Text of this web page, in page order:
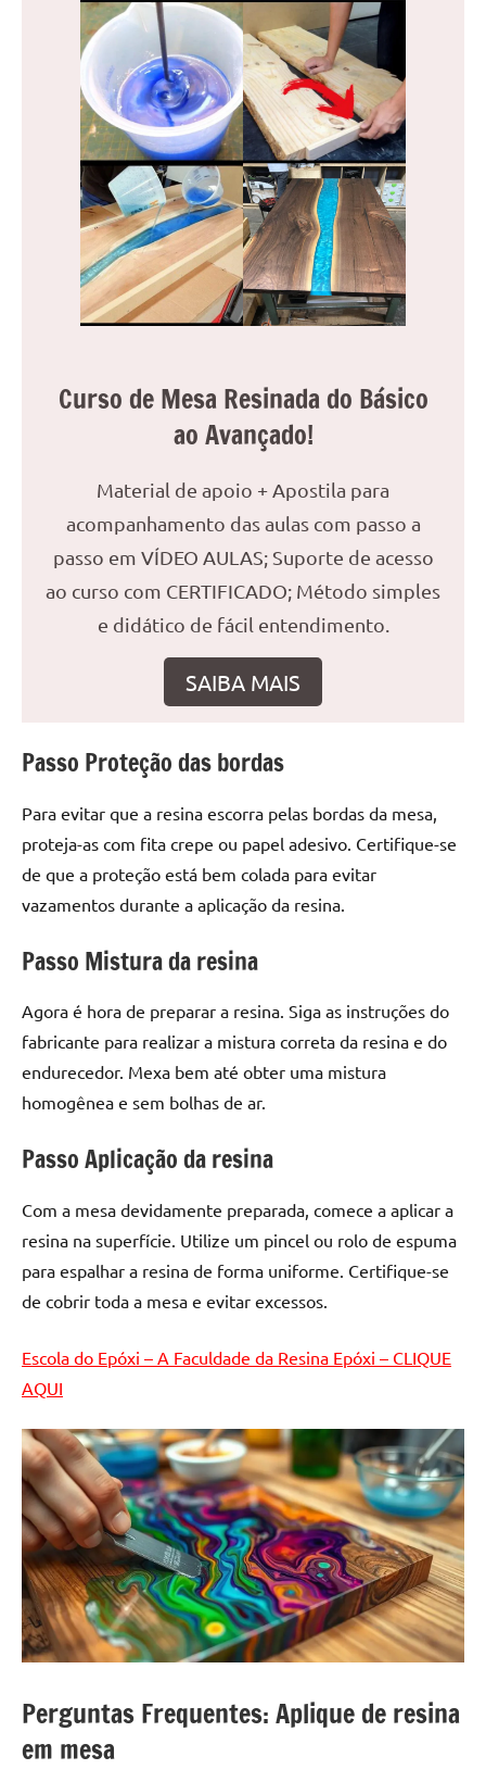
resinadas.
reuniões
encontrará
transformar
seu
peças
únicas.
Nosso
é
em
apresentar
práticas
tendências
criar
mesa
de
resinada
alta
como
as
populares
River
Tables
e
mesas
de
tampinhas
resinadas.
Curso de Mesa Resinada do Básico
ao Avançado!
Material de apoio + Apostila para
acompanhamento das aulas com passo a
passo em VÍDEO AULAS; Suporte de acesso
ao curso com CERTIFICADO; Método simples
e didático de fácil entendimento.
SAIBA MAIS
Passo Proteção das bordas
Para evitar que a resina escorra pelas bordas da mesa,
proteja-as com fita crepe ou papel adesivo. Certifique-se
de que a proteção está bem colada para evitar
vazamentos durante a aplicação da resina.
Passo Mistura da resina
Agora é hora de preparar a resina. Siga as instruções do
fabricante para realizar a mistura correta da resina e do
endurecedor. Mexa bem até obter uma mistura
homogênea e sem bolhas de ar.
Passo Aplicação da resina
Com a mesa devidamente preparada, comece a aplicar a
resina na superfície. Utilize um pincel ou rolo de espuma
para espalhar a resina de forma uniforme. Certifique-se
de cobrir toda a mesa e evitar excessos.
Escola do Epóxi – A Faculdade da Resina Epóxi – CLIQUE
AQUI
Perguntas Frequentes: Aplique de resina
em mesa